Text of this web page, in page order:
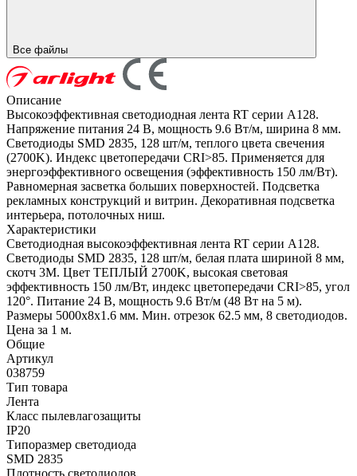
Все файлы
Описание
Высокоэффективная светодиодная лента RT серии A128.
Напряжение питания 24 В, мощность 9.6 Вт/м, ширина 8 мм.
Светодиоды SMD 2835, 128 шт/м, теплого цвета свечения
(2700K). Индекс цветопередачи CRI>85. Применяется для
энергоэффективного освещения (эффективность 150 лм/Вт).
Равномерная засветка больших поверхностей. Подсветка
рекламных конструкций и витрин. Декоративная подсветка
интерьера, потолочных ниш.
Характеристики
Светодиодная высокоэффективная лента RT серии A128.
Светодиоды SMD 2835, 128 шт/м, белая плата шириной 8 мм,
скотч 3M. Цвет ТЕПЛЫЙ 2700K, высокая световая
эффективность 150 лм/Вт, индекс цветопередачи CRI>85, угол
120°. Питание 24 В, мощность 9.6 Вт/м (48 Вт на 5 м).
Размеры 5000x8x1.6 мм. Мин. отрезок 62.5 мм, 8 светодиодов.
Цена за 1 м.
Общие
Артикул
038759
Тип товара
Лента
Класс пылевлагозащиты
IP20
Типоразмер светодиода
SMD 2835